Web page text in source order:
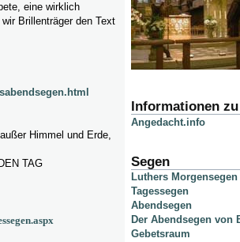
eine wirklich
Brillenträgerden Text
Himmel und Erde,
TAG
Informationen
Angedacht.info
Segen
Luthers Morgensegen
Tagessegen
Abendsegen
Der Abendsegen von
Gebetsraum